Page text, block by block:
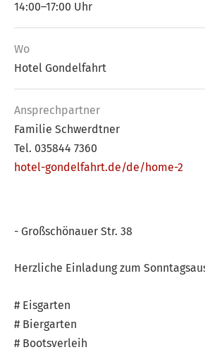
14:00–17:00 Uhr
Wo
Hotel Gondelfahrt
Ansprech­partner
Familie Schwerdtner
Tel. 035844 7360
hotel-gondelfahrt.de/de/home-2
- Großschönauer Str. 38
Herzliche Einladung zum
# Eisgarten
# Biergarten
# Bootsverleih